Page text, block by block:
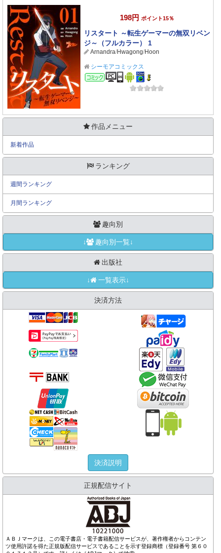
198円 ポイント15％
リスタート ～転生ゲーマーの無双リベン
ジ～（フルカラー） 1
Arnandra/Hwagong/Hoon
シーモアコミックス
コミック
作品メニュー
新着作品
ランキング
週間ランキング
月間ランキング
趣向別
↓ 趣向別一覧↓
出版社
↓ 一覧表示↓
決済方法
決済説明
正規配信サイト
ＡＢＪマークは、この電子書店・電子書籍配信サービスが、著作権者からコンテン
ツ使用許諾を得た正規版配信サービスであることを示す登録商標（登録番号 第６０